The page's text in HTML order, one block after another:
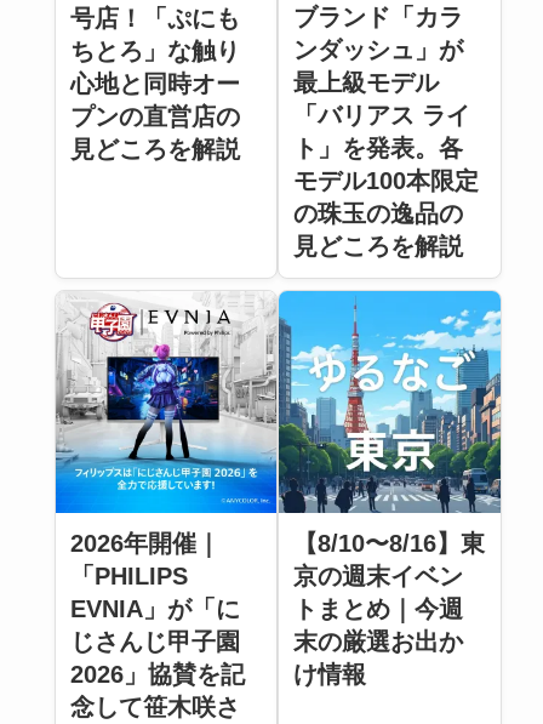
号店！「ぷにも
ちとろ」な触り
心地と同時オー
プンの直営店の
見どころを解説
ブランド「カラ
ンダッシュ」が
最上級モデル
「バリアス ライ
ト」を発表。各
モデル100本限定
の珠玉の逸品の
見どころを解説
2026年開催｜
「PHILIPS
EVNIA」が「に
じさんじ甲子園
2026」協賛を記
念して笹木咲さ
【8/10〜8/16】東
京の週末イベン
トまとめ｜今週
末の厳選お出か
け情報